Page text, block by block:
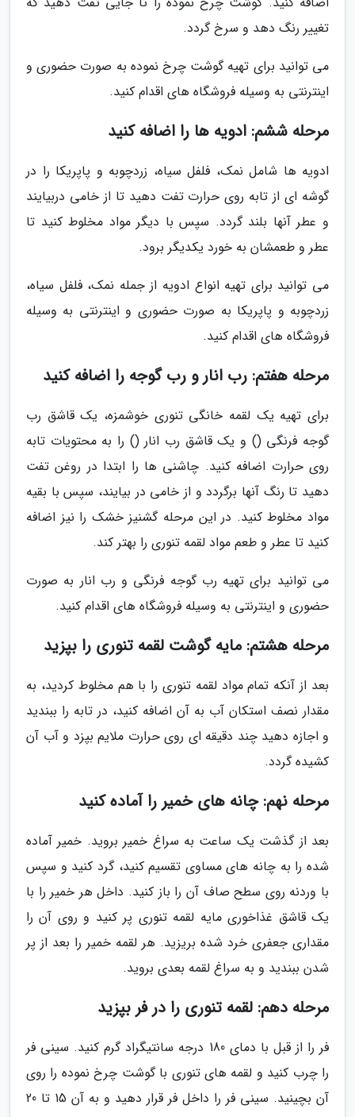
تغییر رنگ دهد و سرخ گردد.
می توانید برای تهیه گوشت چرخ نموده به صورت حضوری و
اینترنتی به وسیله فروشگاه های اقدام کنید.
مرحله ششم: ادویه ها را اضافه کنید
ادویه ها شامل نمک، فلفل سیاه، زردچوبه و پاپریکا را در
گوشه ای از تابه روی حرارت تفت دهید تا از خامی دربیایند
و عطر آنها بلند گردد. سپس با دیگر مواد مخلوط کنید تا
عطر و طعمشان به خورد یکدیگر برود.
می توانید برای تهیه انواع ادویه از جمله نمک، فلفل سیاه،
زردچوبه و پاپریکا به صورت حضوری و اینترنتی به وسیله
فروشگاه های اقدام کنید.
مرحله هفتم: رب انار و رب گوجه را اضافه کنید
برای تهیه یک لقمه خانگی تنوری خوشمزه، یک قاشق رب
گوجه فرنگی () و یک قاشق رب انار () را به محتویات تابه
روی حرارت اضافه کنید. چاشنی ها را ابتدا در روغن تفت
دهید تا رنگ آنها برگردد و از خامی در بیایند، سپس با بقیه
مواد مخلوط کنید. در این مرحله گشنیز خشک را نیز اضافه
کنید تا عطر و طعم مواد لقمه تنوری را بهتر کند.
می توانید برای تهیه رب گوجه فرنگی و رب انار به صورت
حضوری و اینترنتی به وسیله فروشگاه های اقدام کنید.
مرحله هشتم: مایه گوشت لقمه تنوری را بپزید
بعد از آنکه تمام مواد لقمه تنوری را با هم مخلوط کردید، به
مقدار نصف استکان آب به آن اضافه کنید، در تابه را ببندید
و اجازه دهید چند دقیقه ای روی حرارت ملایم بپزد و آب آن
کشیده گردد.
مرحله نهم: چانه های خمیر را آماده کنید
بعد از گذشت یک ساعت به سراغ خمیر بروید. خمیر آماده
شده را به چانه های مساوی تقسیم کنید، گرد کنید و سپس
با وردنه روی سطح صاف آن را باز کنید. داخل هر خمیر را با
یک قاشق غذاخوری مایه لقمه تنوری پر کنید و روی آن را
مقداری جعفری خرد شده بریزید. هر لقمه خمیر را بعد از پر
شدن ببندید و به سراغ لقمه بعدی بروید.
مرحله دهم: لقمه تنوری را در فر بپزید
فر را از قبل با دمای 180 درجه سانتیگراد گرم کنید. سینی فر
را چرب کنید و لقمه های تنوری با گوشت چرخ نموده را روی
آن بچینید. سینی فر را داخل فر قرار دهید و به آن 15 تا 20